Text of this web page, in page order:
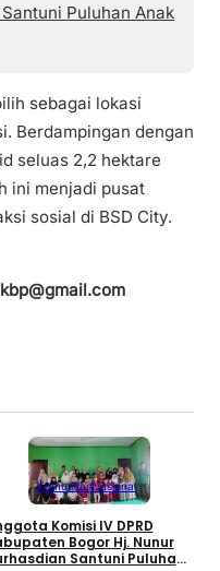
Puluhan Anak
sebagai lokasi
Berdampingan dengan
seluas 2,2 hektare
ini menjadi pusat
sosial di BSD City.
KomunitasNasional
Komisi IV DPRD
Bogor Hj. Nunur
Santuni Puluhan